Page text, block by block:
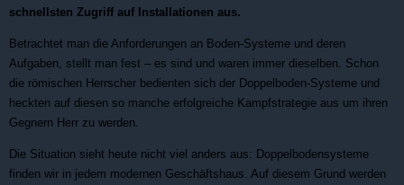
schnellsten Zugriff auf Installationen aus.
Betrachtet man die Anforderungen an Boden-Systeme und deren
Aufgaben, stellt man fest – es sind und waren immer dieselben. Schon
die römischen Herrscher bedienten sich der Doppelboden-Systeme und
heckten auf diesen so manche erfolgreiche Kampfstrategie aus um ihren
Gegnern Herr zu werden.
Die Situation sieht heute nicht viel anders aus: Doppelbodensysteme
finden wir in jedem modernen Geschäftshaus. Auf diesem Grund werden